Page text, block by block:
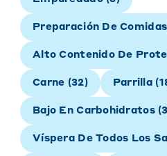
Preparación De Comidas
Alto Contenido De
Carne (32) Parrilla (
Bajo En Carbohidratos(3
Víspera De Todos Los